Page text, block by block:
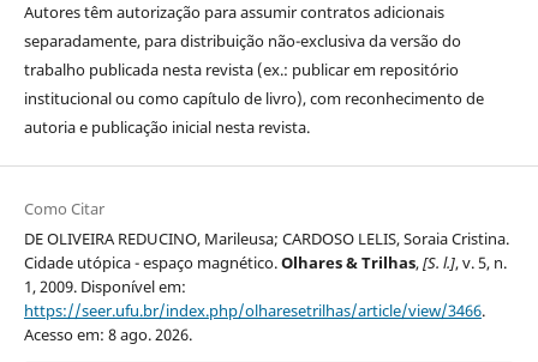
Autores têm autorização para assumir contratos adicionais
separadamente, para distribuição não-exclusiva da versão do
trabalho publicada nesta revista (ex.: publicar em repositório
institucional ou como capítulo de livro), com reconhecimento de
autoria e publicação inicial nesta revista.
Como Citar
DE OLIVEIRA REDUCINO, Marileusa; CARDOSO LELIS, Soraia Cristina.
Cidade utópica - espaço magnético.Olhares & Trilhas,[S. l.], v. 5, n.
1, 2009. Disponível em:
https://seer.ufu.br/index.php/olharesetrilhas/article/view/3466.
Acesso em: 8 ago. 2026.